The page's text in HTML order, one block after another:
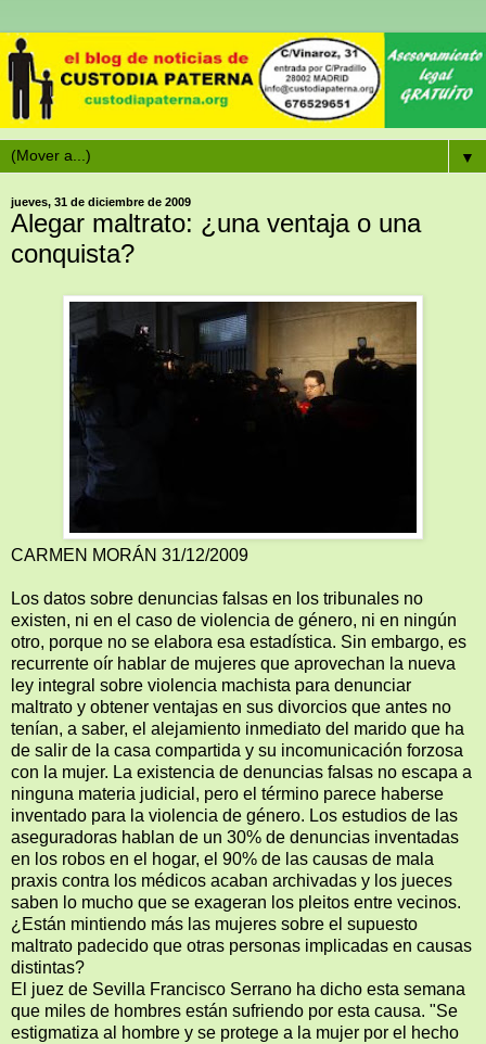
▼
jueves, 31 de diciembre de 2009
Alegar maltrato: ¿una ventaja o una
conquista?
CARMEN MORÁN 31/12/2009
Los datos sobre denuncias falsas en los tribunales no
existen, ni en el caso de violencia de género, ni en ningún
otro, porque no se elabora esa estadística. Sin embargo, es
recurrente oír hablar de mujeres que aprovechan la nueva
ley integral sobre violencia machista para denunciar
maltrato y obtener ventajas en sus divorcios que antes no
tenían, a saber, el alejamiento inmediato del marido que ha
de salir de la casa compartida y su incomunicación forzosa
con la mujer. La existencia de denuncias falsas no escapa a
ninguna materia judicial, pero el término parece haberse
inventado para la violencia de género. Los estudios de las
aseguradoras hablan de un 30% de denuncias inventadas
en los robos en el hogar, el 90% de las causas de mala
praxis contra los médicos acaban archivadas y los jueces
saben lo mucho que se exageran los pleitos entre vecinos.
¿Están mintiendo más las mujeres sobre el supuesto
maltrato padecido que otras personas implicadas en causas
distintas?
El juez de Sevilla Francisco Serrano ha dicho esta semana
que miles de hombres están sufriendo por esta causa. "Se
estigmatiza al hombre y se protege a la mujer por el hecho